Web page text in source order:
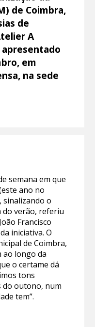
de Coimbra,
de
A
em
na sede
semana em que
ano no
sinalizando o
do verão, referiu
Francisco
iniciativa. O
de Coimbra,
ao longo da
o certame dá
tons
do outono, num
tem”.